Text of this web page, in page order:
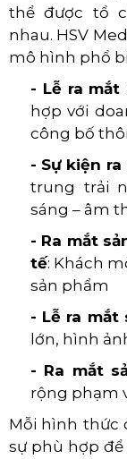
thể được tổ
nhau. HSV
mô hình phổ
- Lễ ra
hợp với
công bố
- Sự kiện
trung trải
sáng – âm
- Ra mắt
tế: Khách
sản phẩm
- Lễ ra mắt
lớn, hình
- Ra mắt
rộng phạm
Mỗi hình thức
sự phù hợp để